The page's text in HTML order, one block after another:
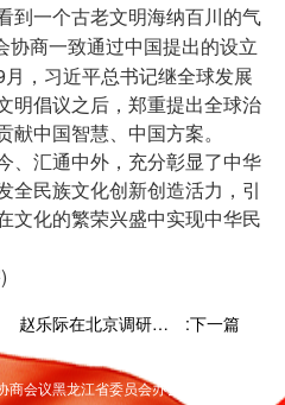
到一个古老文明海纳百川的气
协商一致通过中国提出的设立
月，习近平总书记继全球发展
明倡议之后，郑重提出全球治
献中国智慧、中国方案。
、汇通中外，充分彰显了中华
全民族文化创新创造活力，引
文化的繁荣兴盛中实现中华民
)
赵乐际在北京调研时强调 自觉坚持和落实党的全面领导 更好发挥人大职能作用 :下一篇
商会议黑龙江省委员会办公厅主办